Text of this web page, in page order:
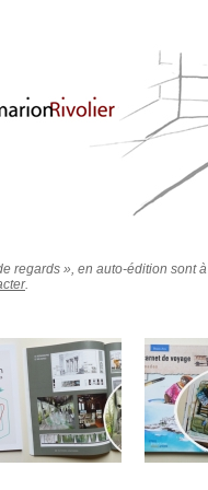
regards », en auto-édition sont à
.